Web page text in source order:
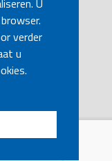
U
verder
u